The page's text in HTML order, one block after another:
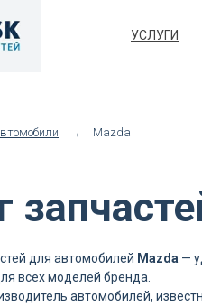
УСЛУГИ
→ Mazda
для автомобилей Mazda —
всех моделей бренда.
автомобилей,